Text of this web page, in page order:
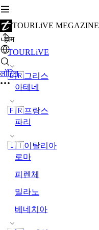
TOURLiVE MEGAZINE
लॉगिन
होम
TOURLiVE
🇬🇷그리스
아테네
🇫🇷프랑스
파리
🇮🇹이탈리아
로마
피렌체
밀라노
베네치아